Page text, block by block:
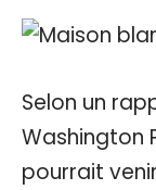
Selon un
Washington
pourrait